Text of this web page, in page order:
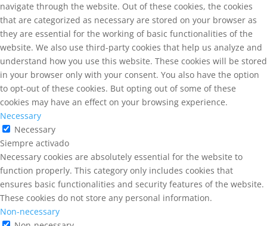
navigate through the website. Out of these cookies, the cookies
that are categorized as necessary are stored on your browser as
they are essential for the working of basic functionalities of the
website. We also use third-party cookies that help us analyze and
understand how you use this website. These cookies will be stored
in your browser only with your consent. You also have the option
to opt-out of these cookies. But opting out of some of these
cookies may have an effect on your browsing experience.
Necessary
Necessary
Siempre activado
Necessary cookies are absolutely essential for the website to
function properly. This category only includes cookies that
ensures basic functionalities and security features of the website.
These cookies do not store any personal information.
Non-necessary